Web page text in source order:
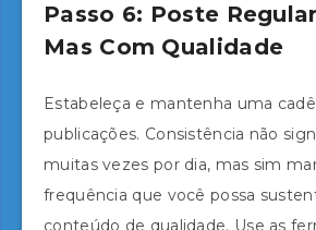
Passo 6: Poste
Mas Com Qualidade
Estabeleça e mantenha uma
publicações. Consistência não
muitas vezes por dia, mas sim
frequência que você possa
conteúdo de qualidade. Use as